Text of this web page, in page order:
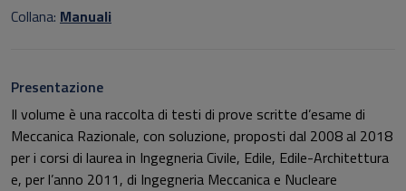
Collana: Manuali
Presentazione
Il volume è una raccolta di testi di prove scritte d’esame di
Meccanica Razionale, con soluzione, proposti dal 2008 al 2018
per i corsi di laurea in Ingegneria Civile, Edile, Edile-Architettura
e, per l’anno 2011, di Ingegneria Meccanica e Nucleare